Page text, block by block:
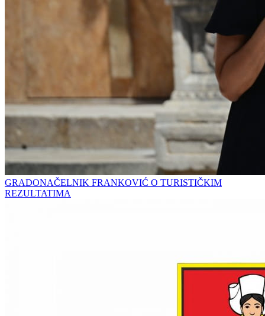
GRADONAČELNIK FRANKOVIĆ O TURISTIČKIM
REZULTATIMA